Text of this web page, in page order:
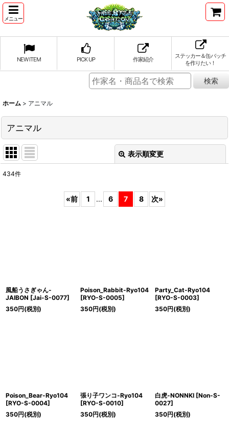
メニュー
NEW ITEM PICK UP 作家紹介
ステッカー＆缶バッチ
を作りたい！
ホーム > アニマル
アニマル
表示順変更
434件
«前 1 ... 6 7 8 次»
風船うさぎゃん-
JAIBON [Jai-S-0077]
350円(税別)
Poison_Rabbit-Ryo104
[RYO-S-0005]
350円(税別)
Party_Cat-Ryo104
[RYO-S-0003]
350円(税別)
Poison_Bear-Ryo104
[RYO-S-0004]
350円(税別)
張り子ワンコ-Ryo104
[RYO-S-0010]
350円(税別)
白虎-NONNKI [Non-S-
0027]
350円(税別)